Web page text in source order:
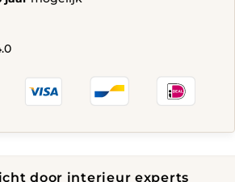
door interieur experts